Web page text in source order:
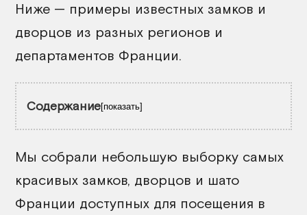
Ниже — примеры известных замков и
дворцов из разных регионов и
департаментов Франции.
Содержание показать
Мы собрали небольшую выборку самых
красивых замков, дворцов и шато
Франции доступных для посещения в